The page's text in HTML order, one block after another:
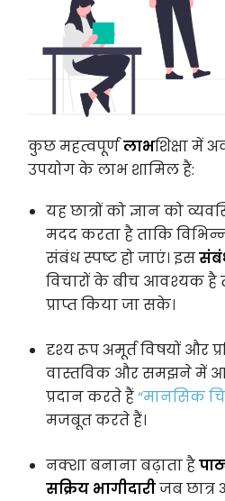
कुछ महत्वपूर्णलाभशिक्षा में
उपयोग के लाभ शामिल हैं:
यह छात्रों को ज्ञान को
मदद करता है ताकि
संबंध स्पष्ट हो जाएं। इस
विचारों के बीच आवश्यक है
प्राप्त किया जा सके।
दृश्य रूप अमूर्त विषयों और
वास्तविक और समझने में
प्रदान करते हैं“मानसिक
मजबूत करते हैं।
नक्शा बनाना बढ़ाता है
सक्रिय भागीदारीजब